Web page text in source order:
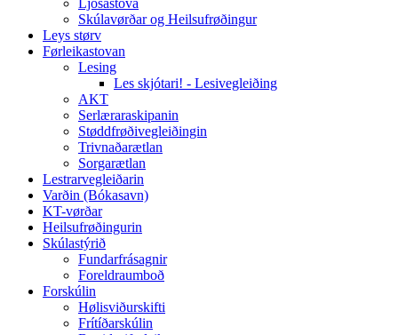
Ljósástova
Skúlavørðar og Heilsufrøðingur
Leys størv
Førleikastovan
Lesing
Les skjótari! - Lesivegleiðing
AKT
Serlæraraskipanin
Støddfrøðivegleiðingin
Trivnaðarætlan
Sorgarætlan
Lestrarvegleiðarin
Varðin (Bókasavn)
KT-vørðar
Heilsufrøðingurin
Skúlastýrið
Fundarfrásagnir
Foreldraumboð
Forskúlin
Hølisviðurskifti
Frítíðarskúlin